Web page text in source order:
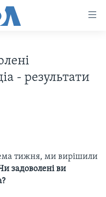
ТРАМПА: ПЕРШІ 100
- результати
тижня, ми вирішили
задоволені ви